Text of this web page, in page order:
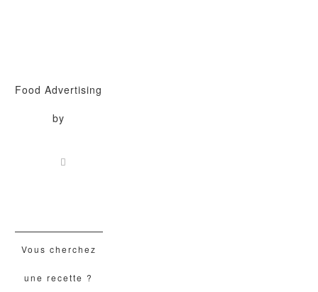
Food Advertising
by
Vous cherchez
une recette ?